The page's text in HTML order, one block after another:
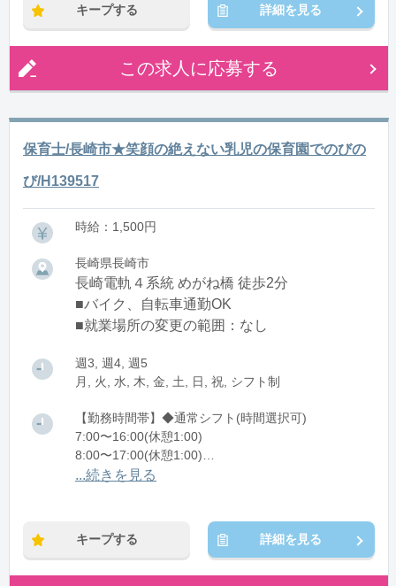
キープする 詳細を見る
この求人に応募する
保育士/長崎市★笑顔の絶えない乳児の保育園でのびの
び/H139517
時給：1,500円
長崎県長崎市
長崎電軌４系統 めがね橋 徒歩2分
■バイク、自転車通勤OK
■就業場所の変更の範囲：なし
週3, 週4, 週5
月, 火, 水, 木, 金, 土, 日, 祝, シフト制
【勤務時間帯】◆通常シフト(時間選択可)
7:00〜16:00(休憩1:00)
8:00〜17:00(休憩1:00)
12:00〜21:00(休憩1:00)
...続きを見る
キープする 詳細を見る